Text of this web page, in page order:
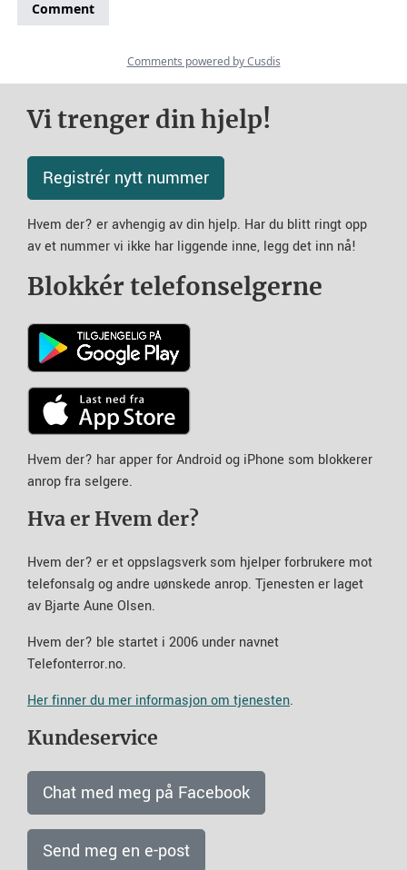
Vi trenger din hjelp!
Registrér nytt nummer
Hvem der? er avhengig av din hjelp. Har du blitt ringt opp
av et nummer vi ikke har liggende inne, legg det inn nå!
Blokkér telefonselgerne
Hvem der? har apper for Android og iPhone som blokkerer
anrop fra selgere.
Hva er Hvem der?
Hvem der? er et oppslagsverk som hjelper forbrukere mot
telefonsalg og andre uønskede anrop. Tjenesten er laget
av Bjarte Aune Olsen.
Hvem der? ble startet i 2006 under navnet
Telefonterror.no.
Her finner du mer informasjon om tjenesten.
Kundeservice
Chat med meg på Facebook
Send meg en e-post